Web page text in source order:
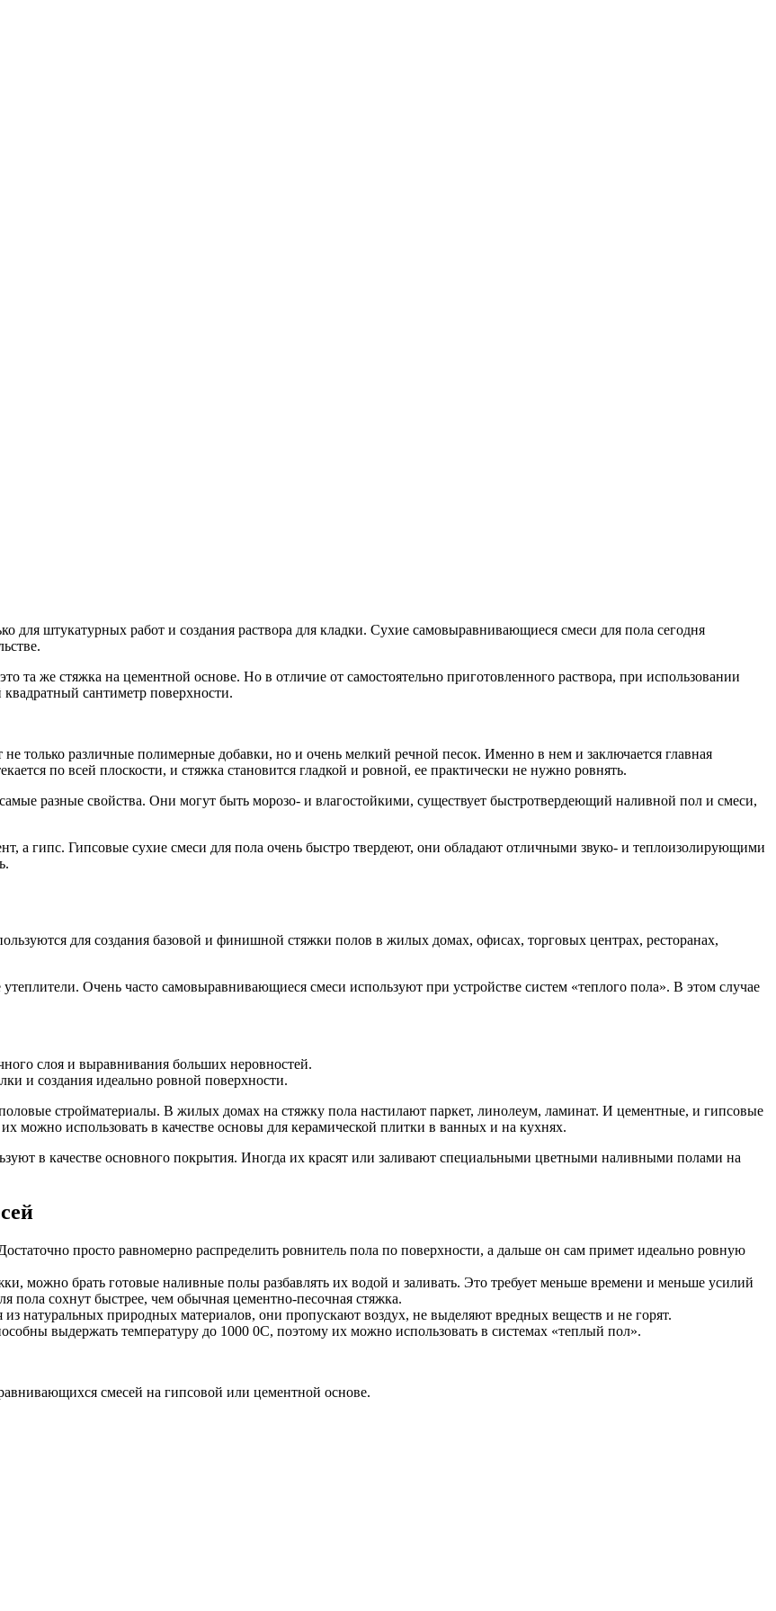
для штукатурных работ и создания раствора для кладки. Сухие самовыравнивающиеся смеси для пола сегодня
та же стяжка на цементной основе. Но в отличие от самостоятельно приготовленного раствора, при использовании
сантиметр поверхности.
только различные полимерные добавки, но и очень мелкий речной песок. Именно в нем и заключается главная
по всей плоскости, и стяжка становится гладкой и ровной, ее практически не нужно ровнять.
разные свойства. Они могут быть морозо- и влагостойкими, существует быстротвердеющий наливной пол и смеси,
а гипс. Гипсовые сухие смеси для пола очень быстро твердеют, они обладают отличными звуко- и теплоизолирующими
для создания базовой и финишной стяжки полов в жилых домах, офисах, торговых центрах, ресторанах,
Очень часто самовыравнивающиеся смеси используют при устройстве систем «теплого пола». В этом случае
слоя и выравнивания больших неровностей.
и создания идеально ровной поверхности.
стройматериалы. В жилых домах на стяжку пола настилают паркет, линолеум, ламинат. И цементные, и гипсовые
можно использовать в качестве основы для керамической плитки в ванных и на кухнях.
в качестве основного покрытия. Иногда их красят или заливают специальными цветными наливными полами на
просто равномерно распределить ровнитель пола по поверхности, а дальше он сам примет идеально ровную
можно брать готовые наливные полы разбавлять их водой и заливать. Это требует меньше времени и меньше усилий
пола сохнут быстрее, чем обычная цементно-песочная стяжка.
натуральных природных материалов, они пропускают воздух, не выделяют вредных веществ и не горят.
выдержать температуру до 1000 0C, поэтому их можно использовать в системах «теплый пол».
смесей на гипсовой или цементной основе.